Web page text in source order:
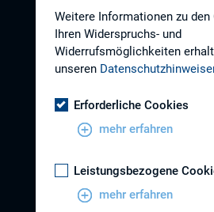
Weitere Informationen zu
Ihren Widerspruchs- und
Widerrufsmöglichkeiten
unseren
Erforderliche Cookies
mehr erfahren
Leistungsbezogene
mehr erfahren